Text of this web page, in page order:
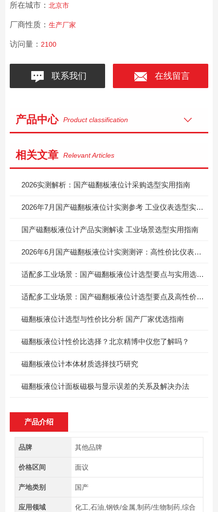
所在城市： 北京市
厂商性质： 生产厂家
访问量： 2100
联系我们 在线留言
产品中心 Product classification
相关文章 Relevant Articles
2026实测解析：国产磁翻板液位计采购选型实用指南
2026年7月国产磁翻板液位计实测参考 工业仪表选型实用指南
国产磁翻板液位计产品实测解读 工业场景选型实用指南
2026年6月国产磁翻板液位计实测测评：高性价比仪表选型实用指南
适配多工业场景：国产磁翻板液位计选型要点与实用选购指南
适配多工业场景：国产磁翻板液位计选型要点及高性价比选择
磁翻板液位计选型与性价比分析 国产厂家优选指南
磁翻板液位计性价比选择？北京精博中仪您了解吗？
磁翻板液位计本体材质选择技巧研究
​磁翻板液位计面板磁极与显示误差的关系及解决办法
产品介绍
品牌 其他品牌
价格区间 面议
产地类别 国产
应用领域 化工,石油,钢铁/金属,制药/生物制药,综合